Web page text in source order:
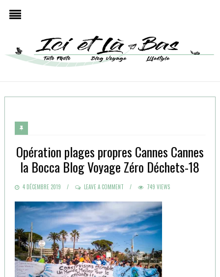
Opération plages propres Cannes Cannes
la Bocca Blog Voyage Zéro Déchets-18
POSTED
4 DÉCEMBRE 2019 LEAVE A COMMENT 749 VIEWS